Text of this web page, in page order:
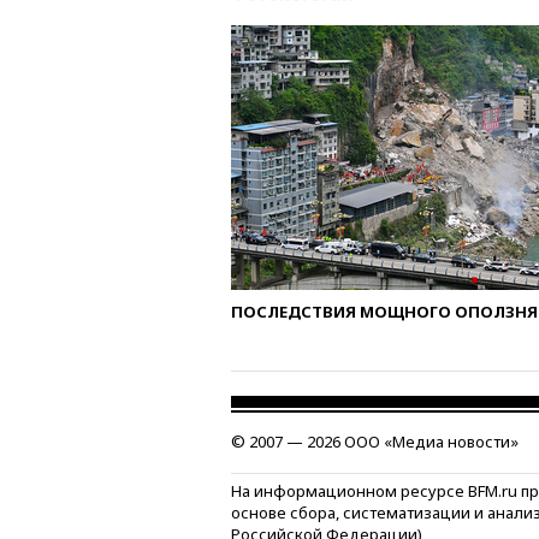
ПОСЛЕДСТВИЯ МОЩНОГО ОПОЛЗНЯ
© 2007 — 2026 ООО «Медиа новости»
На информационном ресурсе BFM.ru
основе сбора, систематизации и
Российской Федерации)